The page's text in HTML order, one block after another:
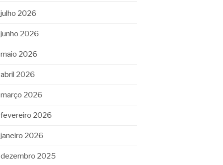
julho 2026
junho 2026
maio 2026
abril 2026
março 2026
fevereiro 2026
janeiro 2026
dezembro 2025